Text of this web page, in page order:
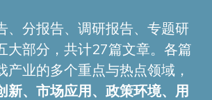
、分报告、调研报告、专题研
大部分，共计27篇文章。各篇
产业的多个重点与热点领域，
新、市场应用、政策环境、用